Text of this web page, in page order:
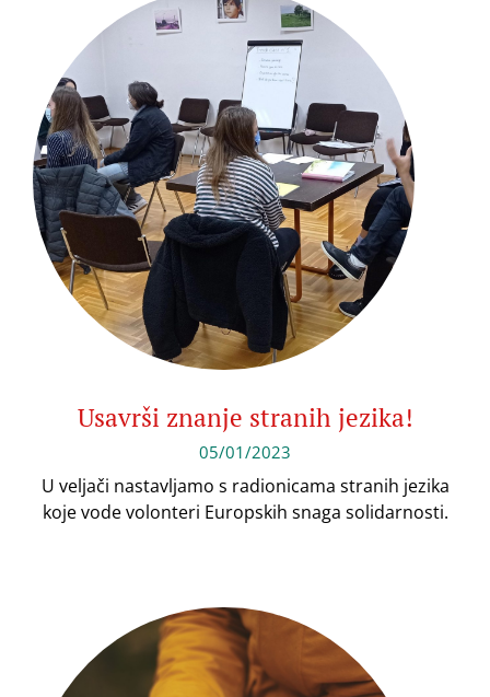
Usavrši znanje stranih jezika!
05/01/2023
U veljači nastavljamo s radionicama stranih jezika
koje vode volonteri Europskih snaga solidarnosti.